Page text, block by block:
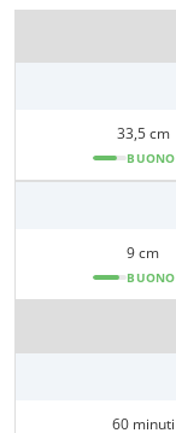
33,5 cm
BUONO
9 cm
BUONO
60 minuti